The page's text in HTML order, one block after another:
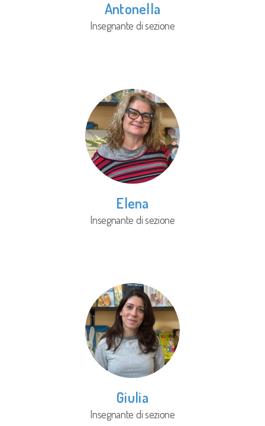
Antonella
Insegnante di sezione
Elena
Insegnante di sezione
Giulia
Insegnante di sezione